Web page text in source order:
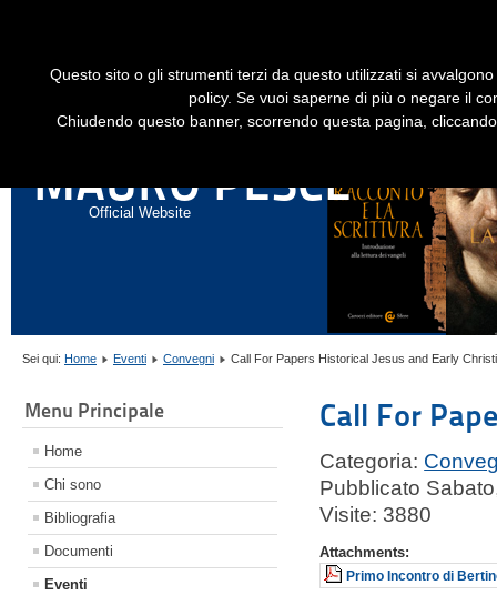
MAURO PESCE
Official Website
GESÙ STORICO - HISTORICAL JESUS
Sei qui: Home Eventi Convegni Call For Papers Historical Jesus and Early
Menu Principale
Home
Chi sono
Bibliografia
Documenti
Eventi
Call For
Categoria:
Pubblicato
Visite: 3880
Attachments:
Primo Incontro di
Questo sito o gli strumenti terzi da questo utilizzati si
policy. Se vuoi saperne di più o negare il
Chiudendo questo banner, scorrendo questa pagina,